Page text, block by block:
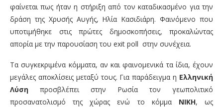
φαίνεται πως ήταν η στήριξη από τον καταδικασμένο για την
δράση της Χρυσής Αυγής, Ηλία Κασιδιάρη. Φαινόμενο που
υποτιμήθηκε στις πρώτες δημοσκοπήσεις, προκαλώντας
απορία με την παρουσίαση του exit poll στην συνέχεια.
Τα συγκεκριμένα κόμματα, αν και φαινομενικά τα ίδια, έχουν
μεγάλες αποκλίσεις μεταξύ τους. Για παράδειγμα η Ελληνική
Λύση προσβλέπει στην Ρωσία τον γεωπολιτικό
προσανατολισμό της χώρας ενώ το κόμμα ΝΙΚΗ, ως